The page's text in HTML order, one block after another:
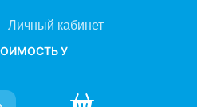
Личный кабинет
У